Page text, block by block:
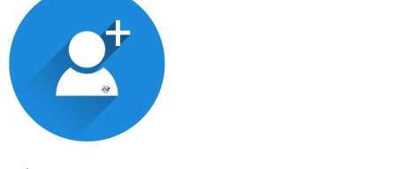
electrónico